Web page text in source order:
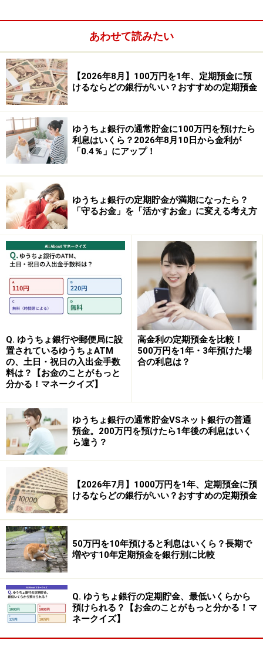
預入期間：1年
預入金額：1万円以上（1円単位）
※「夏の1年もの特別金利キャンペーン」が適用された金
利。預入金額および回数に上限なし。キャンペーン期間
は2026年6月1日～8月31日。2026年6月29日に1.20％か
ら金利引き上げ。
③東京スター銀行
商品名：スターワン円定期預金プラス＜インターネ
ット限定＞
金利：1.30％
預入期間：1年
預入金額：50万円以上（1円単位）
※新規口座開設であれば、「新規口座開設優遇プラン ス
ターワン円定期預金」が利用でき、1年ものの金利が年
1.35％になる。預入金額50万円以上で、インターネット
限定。預入期限は口座開設日の翌々月末まで。
④大光銀行 えちご大花火支店
商品名：正三尺玉定期預金
金利：1.30％
預入期間：1年
預入金額：1万円以上100万円まで（1円単位）
※1人100万円まで。えちご大花火支店 普通預金からの振
替限定。
あわせて読みたい
【2026年8月】100万円を1年、定期預金に預
けるならどの銀行がいい？おすすめの定期預金
ゆうちょ銀行の通常貯金に100万円を預けたら
利息はいくら？2026年8月10日から金利が
「0.4％」にアップ！
ゆうちょ銀行の定期貯金が満期になったら？
「守るお金」を「活かすお金」に変える考え方
Q. ゆうちょ銀行や郵便局に設
置されているゆうちょATM
の、土日・祝日の入出金手数
料は？【お金のことがもっと
分かる！マネークイズ】
高金利の定期預金を比較！
500万円を1年・3年預けた場
合の利息は？
ゆうちょ銀行の通常貯金VSネット銀行の普通
預金。200万円を預けたら1年後の利息はいく
ら違う？
【2026年7月】1000万円を1年、定期預金に預
けるならどの銀行がいい？おすすめの定期預金
50万円を10年預けると利息はいくら？長期で
増やす10年定期預金を銀行別に比較
Q. ゆうちょ銀行の定期貯金、最低いくらから
預けられる？【お金のことがもっと分かる！マ
ネークイズ】